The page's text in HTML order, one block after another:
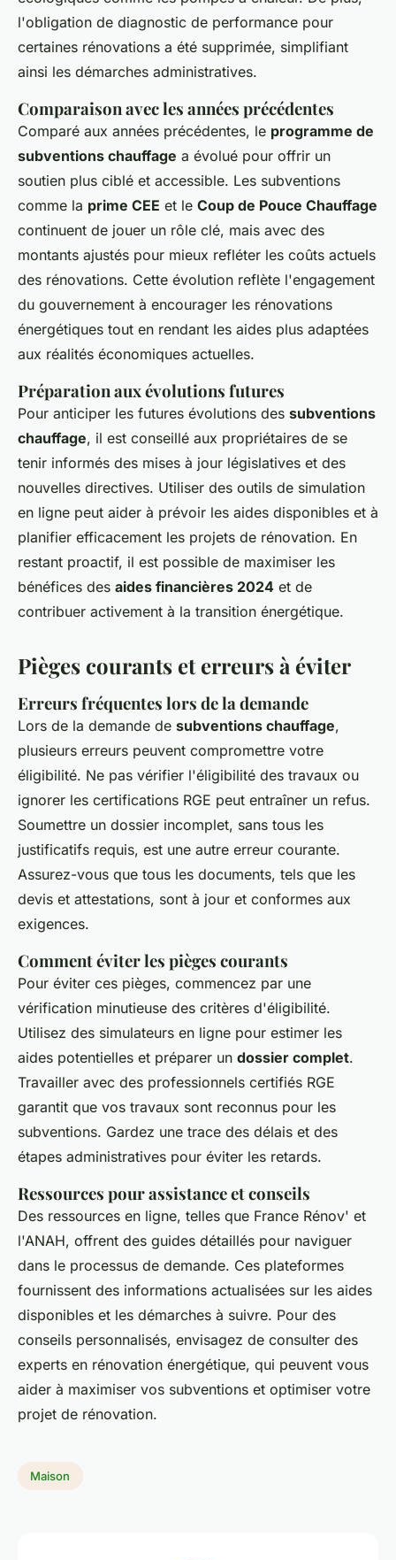
l'obligation de diagnostic de performance pour
certaines rénovations a été supprimée, simplifiant
ainsi les démarches administratives.
Comparaison avec les années précédentes
Comparé aux années précédentes, le programme de
subventions chauffage a évolué pour offrir un
soutien plus ciblé et accessible. Les subventions
comme la prime CEE et le Coup de Pouce Chauffage
continuent de jouer un rôle clé, mais avec des
montants ajustés pour mieux refléter les coûts actuels
des rénovations. Cette évolution reflète l'engagement
du gouvernement à encourager les rénovations
énergétiques tout en rendant les aides plus adaptées
aux réalités économiques actuelles.
Préparation aux évolutions futures
Pour anticiper les futures évolutions des subventions
chauffage, il est conseillé aux propriétaires de se
tenir informés des mises à jour législatives et des
nouvelles directives. Utiliser des outils de simulation
en ligne peut aider à prévoir les aides disponibles et à
planifier efficacement les projets de rénovation. En
restant proactif, il est possible de maximiser les
bénéfices des aides financières 2024 et de
contribuer activement à la transition énergétique.
Pièges courants et erreurs à éviter
Erreurs fréquentes lors de la demande
Lors de la demande de subventions chauffage,
plusieurs erreurs peuvent compromettre votre
éligibilité. Ne pas vérifier l'éligibilité des travaux ou
ignorer les certifications RGE peut entraîner un refus.
Soumettre un dossier incomplet, sans tous les
justificatifs requis, est une autre erreur courante.
Assurez-vous que tous les documents, tels que les
devis et attestations, sont à jour et conformes aux
exigences.
Comment éviter les pièges courants
Pour éviter ces pièges, commencez par une
vérification minutieuse des critères d'éligibilité.
Utilisez des simulateurs en ligne pour estimer les
aides potentielles et préparer un dossier complet.
Travailler avec des professionnels certifiés RGE
garantit que vos travaux sont reconnus pour les
subventions. Gardez une trace des délais et des
étapes administratives pour éviter les retards.
Ressources pour assistance et conseils
Des ressources en ligne, telles que France Rénov' et
l'ANAH, offrent des guides détaillés pour naviguer
dans le processus de demande. Ces plateformes
fournissent des informations actualisées sur les aides
disponibles et les démarches à suivre. Pour des
conseils personnalisés, envisagez de consulter des
experts en rénovation énergétique, qui peuvent vous
aider à maximiser vos subventions et optimiser votre
projet de rénovation.
Maison